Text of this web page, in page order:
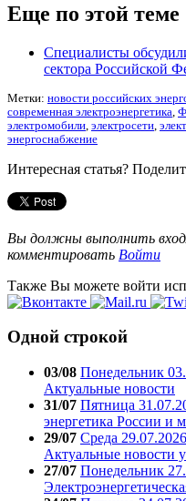
Еще по этой теме
Специалисты
сектора Российской
Метки: новости российских
современная электроэнергетика
электромобили электросети
энергоснабжение
Интересная статья?
Вы должны выполнить
комментировать Войти
Также Вы можете войти
Одной строкой
03/08 Понедельник
Актуальные новости
31/07 Пятница
энергетика России и
29/07 Среда
Актуальные новости у
27/07 Понедельник